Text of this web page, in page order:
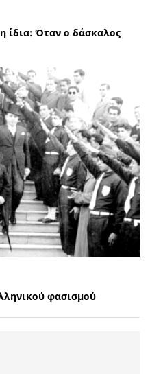
ίδια: Όταν ο δάσκαλος
φασισμού